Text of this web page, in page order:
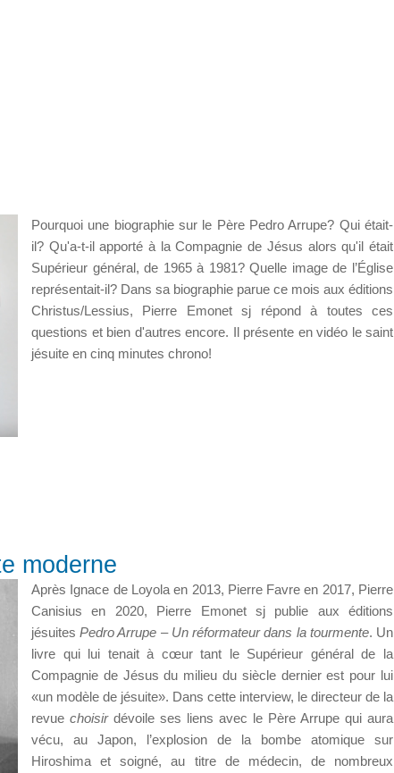
Pourquoi une biographie sur le Père Pedro Arrupe? Qui était-
il? Qu'a-t-il apporté à la Compagnie de Jésus alors qu'il était
Supérieur général, de 1965 à 1981? Quelle image de l’Église
représentait-il? Dans sa biographie parue ce mois aux éditions
Christus/Lessius, Pierre Emonet sj répond à toutes ces
questions et bien d'autres encore. Il présente en vidéo le saint
jésuite en cinq minutes chrono!
moderne
Après Ignace de Loyola en 2013, Pierre Favre en 2017, Pierre
Canisius en 2020, Pierre Emonet sj publie aux éditions
jésuitesPedro Arrupe – Un réformateur dans la tourmente. Un
livre qui lui tenait à cœur tant le Supérieur général de la
Compagnie de Jésus du milieu du siècle dernier est pour lui
«un modèle de jésuite». Dans cette interview, le directeur de la
revue choisirdévoile ses liens avec le Père Arrupe qui aura
vécu, au Japon, l’explosion de la bombe atomique sur
Hiroshima et soigné, au titre de médecin, de nombreux